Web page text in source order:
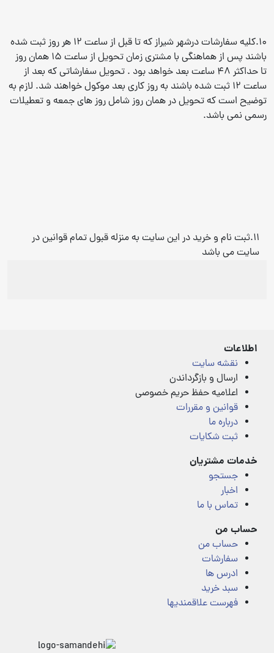
10.کلیه سفارشات درشهر شیراز که تا قبل از ساعت ۱۲ هر روز ثبت شده
باشند پس از هماهنگی با مشتری زمان تحویل از ساعت ۱۵ همان روز
تا حداکثر 48 ساعت بعد خواهد بود . تحویل سفارشاتی که بعد از
ساعت ۱۲ ثبت شده باشند به روز کاری بعد موکول خواهند شد. لازم به
توضیح است که تحویل در همان روز شامل روز های جمعه و تعطیلات
رسمی نمی باشد.
11.ثبت نام و خرید در این سایت به منزله قبول تمام قوانین در
سایت می باشد
اطلاعات
نقشه سایت
ارسال و بازگرداندن
اعلامیه حفظ حریم خصوصی
قوانین و مقررات
درباره ما
ثبت شکایات
خدمات مشتریان
جستجو
اخبار
تماس با ما
حساب من
حساب من
سفارشات
ادرس ها
سبد خرید
فهرست علاقمندیها